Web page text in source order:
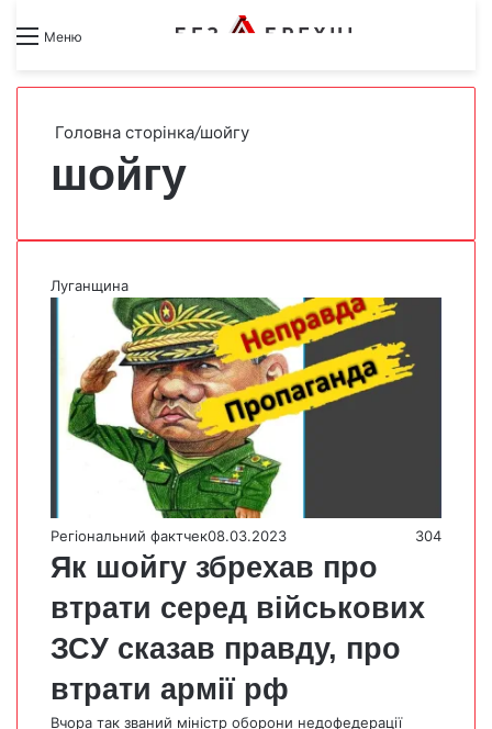
Меню Search forSwitch skin
Головна сторінка/шойгу
шойгу
Луганщина
Регіональний фактчек08.03.2023 304
Як шойгу збрехав про
втрати серед військових
ЗСУ сказав правду, про
втрати армії рф
Вчора так званий міністр оборони недофедерації